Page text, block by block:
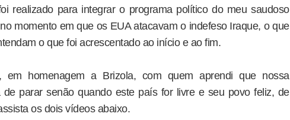
realizado para integrar o programa político do meu saudoso
momento em que os EUA atacavam o indefeso Iraque, o que
o que foi acrescentado ao início e ao fim.
em homenagem a Brizola, com quem aprendi que nossa
de parar senão quando este país for livre e seu povo feliz, de
os dois vídeos abaixo.